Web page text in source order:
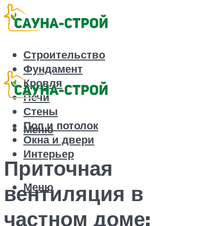
Строительство
Фундамент
Кровля
Печи
Стены
Пол и потолок
Окна и двери
Интерьер
Меню
Меню
Приточная
вентиляция в
частном доме: